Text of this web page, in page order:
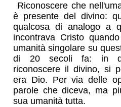
Riconoscere che
è presente del divino:
qualcosa di analogo a
incontrava Cristo
umanità singolare su
di 20 secoli fa: in
riconoscere il divino, si
era Dio. Per via delle
parole che diceva, ma
sua umanità tutta.